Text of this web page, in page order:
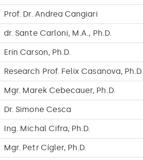
Prof. Dr. Andrea Cangiari
dr. Sante Carloni, M.A., Ph.D.
Erin Carson, Ph.D.
Research Prof. Felix Casanova, Ph.D.
Mgr. Marek Cebecauer, Ph.D.
Dr. Simone Cesca
Ing. Michal Cifra, Ph.D.
Mgr. Petr Cígler, Ph.D.